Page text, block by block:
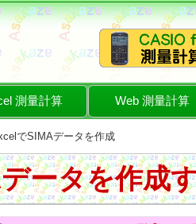
測量計算 Web 測量計算
でSIMAデータを作成
ータを作成